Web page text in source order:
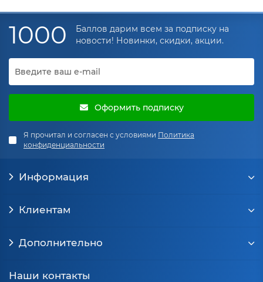
1000
Баллов дарим всем за подписку на
новости! Новинки, скидки, акции.
Оформить подписку
Я прочитал и согласен с условиями Политика
конфиденциальности
Информация
Клиентам
Дополнительно
Наши контакты